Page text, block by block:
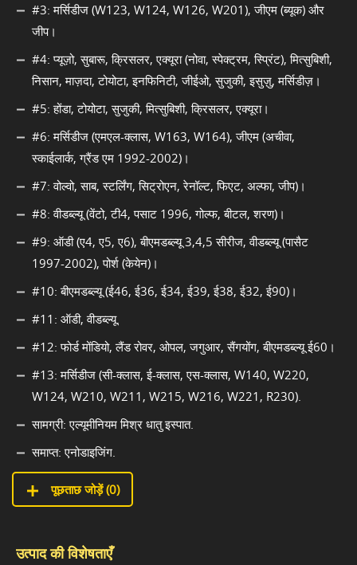
#3: मर्सिडीज (W123, W124, W126, W201), जीएम (ब्यूक) और
जीप।
#4: प्यूज़ो, सुबारू, क्रिसलर, एक्यूरा (नोवा, स्पेक्ट्रम, स्प्रिंट), मित्सुबिशी,
निसान, माज़दा, टोयोटा, इनफिनिटी, जीईओ, सुजुकी, इसुज़ु, मर्सिडीज़।
#5: होंडा, टोयोटा, सुजुकी, मित्सुबिशी, क्रिसलर, एक्यूरा।
#6: मर्सिडीज (एमएल-क्लास, W163, W164), जीएम (अचीवा,
स्काईलार्क, ग्रैंड एम 1992-2002)।
#7: वोल्वो, साब, स्टर्लिंग, सिट्रोएन, रेनॉल्ट, फिएट, अल्फा, जीप)।
#8: वीडब्ल्यू (वेंटो, टी4, पसाट 1996, गोल्फ, बीटल, शरण)।
#9: ऑडी (ए4, ए5, ए6), बीएमडब्ल्यू 3,4,5 सीरीज, वीडब्ल्यू (पासैट
1997-2002), पोर्श (केयेन)।
#10: बीएमडब्ल्यू (ई46, ई36, ई34, ई39, ई38, ई32, ई90)।
#11: ऑडी, वीडब्ल्यू.
#12: फोर्ड मोंडियो, लैंड रोवर, ओपल, जगुआर, सैंगयोंग, बीएमडब्ल्यू ई60।
#13: मर्सिडीज (सी-क्लास, ई-क्लास, एस-क्लास, W140, W220,
W124, W210, W211, W215, W216, W221, R230).
सामग्री: एल्यूमीनियम मिश्र धातु इस्पात.
समाप्त: एनोडाइजिंग.
पूछताछ जोड़ें (0)
उत्पाद की विशेषताएँ